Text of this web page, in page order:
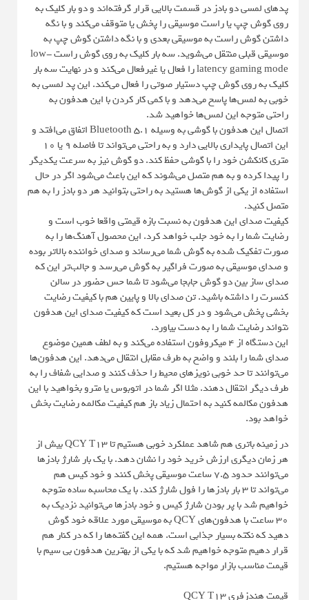
پدهای لمسی دو بادز در قسمت بالایی قرار گرفته‌اند و دو بار کلیک به
روی گوش چپ یا راست موسیقی را پخش یا متوقف می‌کند و با نگه
داشتن گوش راست به موسیقی بعدی و با نگه داشتن گوش چپ به
موسیقی قبلی منتقل می‌شوید. سه بار کلیک به روی گوش راست low-
latency gaming mode را فعال یا غیرفعال می‌کند و در نهایت سه بار
کلیک به روی گوش چپ دستیار صوتی را فعال می‌کند. این پد لمسی به
خوبی به لمس‌ها پاسخ می‌دهد و با کمی کار کردن با این هدفون به
راحتی متوجه این لمس‌ها خواهید شد.
اتصال این هدفون با گوشی به وسیله Bluetooth 5.1 اتفاق می‌افتد و
این اتصال پایداری بالایی دارد و به راحتی می‌تواند تا فاصله 9 یا 10
متری کانکشن خود را با گوشی حفظ کند. دو گوش نیز به سرعت یکدیگر
را پیدا کرده و به هم متصل می‌شوند که این باعث می‌شود اگر در حال
استفاده از یکی از گوش‌ها هستید به راحتی بتوانید هر دو بادز را به هم
متصل کنید.
کیفیت صدای این هدفون به نسبت بازه قیمتی واقعا خوب است و
رضایت شما را به خود جلب خواهد کرد. این محصول آهنگ‌ها را به
صورت تفکیک شده به گوش شما می‌رساند و صدای خواننده بالاتر بوده
و صدای موسیقی به صورت فراگیر به گوش می‌رسد و جالب‌تر این که
صدای ساز بین دو گوش جابجا می‌شود تا شما حس حضور در سالن
کنسرت را داشته باشید. تن صدای بالا و پایین هم با کیفیت رضایت
بخشی پخش می‌شود و در کل بعید است که کیفیت صدای این هدفون
نتواند رضایت شما را به دست بیاورد.
این دستگاه از 4 میکروفون استفاده می‌کند و به لطف همین موضوع
صدای شما را بلند و واضح به طرف مقابل انتقال می‌دهد. این هدفون‌ها
می‌توانند تا حد خوبی نویزهای محیط‌ را حذف کنند و صدایی شفاف‌ را به
طرف دیگر انتقال دهند. مثلا اگر شما در اتوبوس یا مترو بخواهید با این
هدفون مکالمه کنید به احتمال زیاد باز هم کیفیت مکالمه رضایت بخش
خواهد بود.
در زمینه باتری هم شاهد عملکرد خوبی هستیم تا QCY T13 بیش از
هر زمان دیگری ارزش خرید خود را نشان دهد. با یک بار شارژ بادزها
می‌توانند حدود 7.5 ساعت موسیقی پخش کنند و خود کیس هم
می‌تواند تا 3 بار بادزها را فول شارژ کند. با یک محاسبه ساده متوجه
خواهیم شد با پر بودن شارژ کیس و خود بادزها می‌توانید نزدیک به
30 ساعت با هدفون‌های QCY به موسیقی مورد علاقه خود گوش
دهید که نکته بسیار جذابی است. همه این گفته‌ها را که در کنار هم
قرار دهیم متوجه خواهیم شد که با یکی از بهترین هدفون بی سیم با
قیمت مناسب بازار مواجه هستیم.
قیمت هندزفری QCY T13